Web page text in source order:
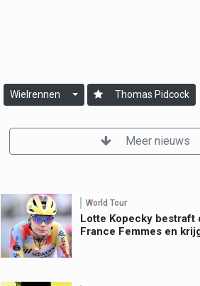
Wielrennen Thomas Pidcock
Meer nieuws
World Tour
Lotte Kopecky bestraft
France Femmes en